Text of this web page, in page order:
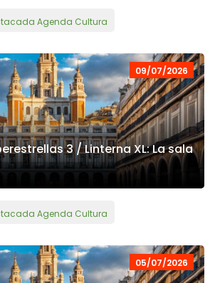
Agenda Cultura
09/07/2026
3 / Linterna XL: La sala
Agenda Cultura
05/07/2026